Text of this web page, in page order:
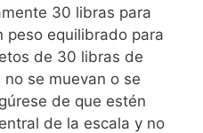
30 libras para
peso equilibrado para
de 30 libras de
se muevan o se
de que estén
de la escala y no